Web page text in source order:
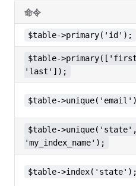
命令
$table->primary('id');
$table-
'last']);
$table-
$table->unique('state',
'my_index_name');
$table->index('state');